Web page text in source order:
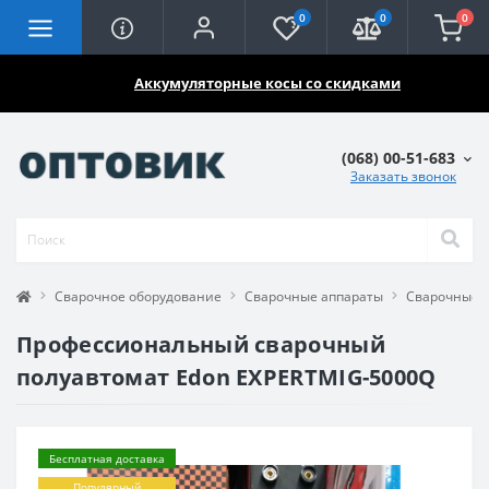
Аккумуляторные косы со скидками
0 0 0
(068) 00-51-683
Заказать звонок
Сварочное оборудование Сварочные аппараты Сварочные
Профессиональный сварочный
полуавтомат Edon EXPERTMIG-5000Q
Бесплатная доставка